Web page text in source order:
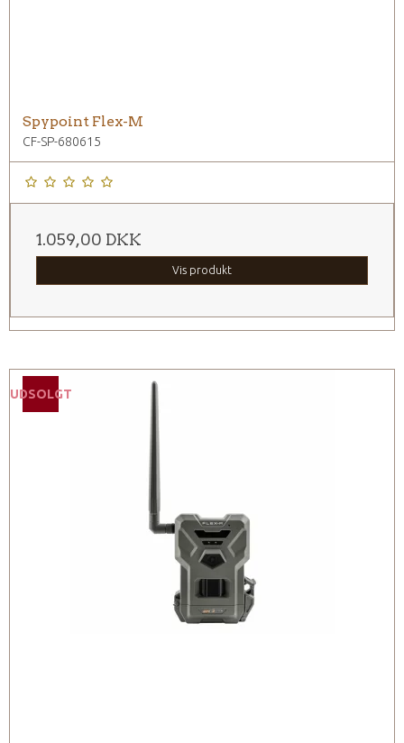
Spypoint Flex-M
CF-SP-680615
1.059,00 DKK
Vis produkt
UDSOLGT